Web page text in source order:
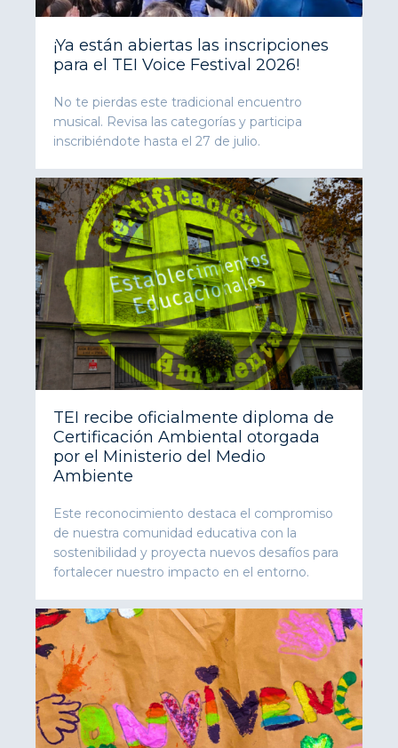
¡Ya están abiertas las inscripciones
para el TEI Voice Festival 2026!
No te pierdas este tradicional encuentro
musical. Revisa las categorías y participa
inscribiéndote hasta el 27 de julio.
TEI recibe oficialmente diploma de
Certificación Ambiental otorgada
por el Ministerio del Medio
Ambiente
Este reconocimiento destaca el compromiso
de nuestra comunidad educativa con la
sostenibilidad y proyecta nuevos desafíos para
fortalecer nuestro impacto en el entorno.